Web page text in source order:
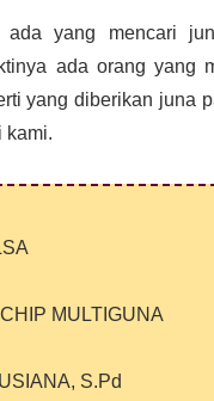
ada yang mencari
ada orang yang
yang diberikan juna
kami.
MULTIGUNA
S.Pd